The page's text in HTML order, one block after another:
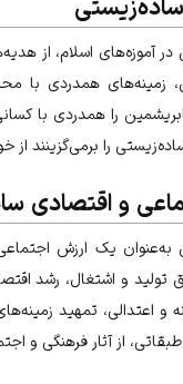
در آموزه‌های اسلام، از
زمینه‌های همدردی با
را همدردی با
را برمی‌گزینند از
و اقتصادی
به‌عنوان یک ارزش
تولید و اشتغال، رشد
و اعتدالی، تمهید
از آثار فرهنگی و